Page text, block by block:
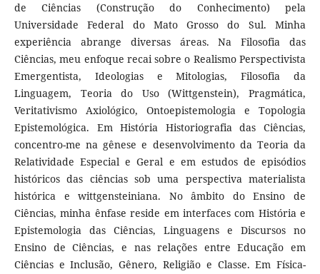
de Ciências (Construção do Conhecimento) pela
Universidade Federal do Mato Grosso do Sul. Minha
experiência abrange diversas áreas. Na Filosofia das
Ciências, meu enfoque recai sobre o Realismo Perspectivista
Emergentista, Ideologias e Mitologias, Filosofia da
Linguagem, Teoria do Uso (Wittgenstein), Pragmática,
Veritativismo Axiológico, Ontoepistemologia e Topologia
Epistemológica. Em História Historiografia das Ciências,
concentro-me na gênese e desenvolvimento da Teoria da
Relatividade Especial e Geral e em estudos de episódios
históricos das ciências sob uma perspectiva materialista
histórica e wittgensteiniana. No âmbito do Ensino de
Ciências, minha ênfase reside em interfaces com História e
Epistemologia das Ciências, Linguagens e Discursos no
Ensino de Ciências, e nas relações entre Educação em
Ciências e Inclusão, Gênero, Religião e Classe. Em Física-